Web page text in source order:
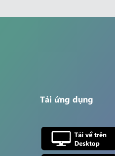
Tải ứng dụng